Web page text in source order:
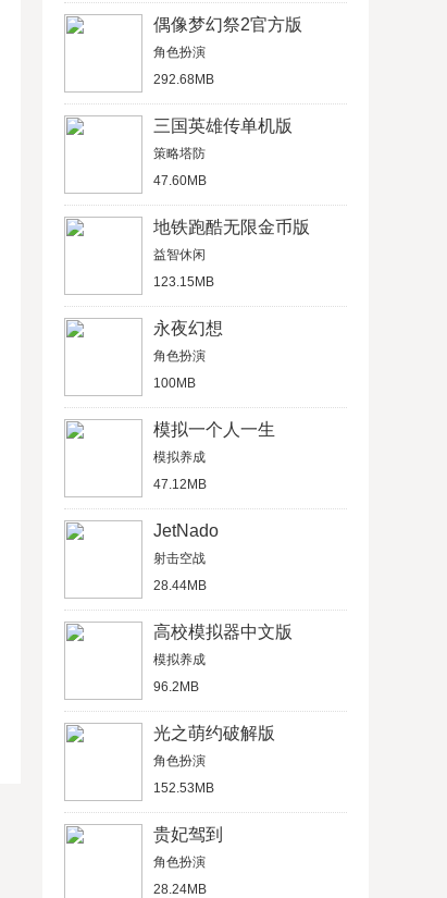
偶像梦幻祭2官方版
角色扮演
292.68MB
三国英雄传单机版
策略塔防
47.60MB
地铁跑酷无限金币版
益智休闲
123.15MB
永夜幻想
角色扮演
100MB
模拟一个人一生
模拟养成
47.12MB
JetNado
射击空战
28.44MB
高校模拟器中文版
模拟养成
96.2MB
光之萌约破解版
角色扮演
152.53MB
贵妃驾到
角色扮演
28.24MB